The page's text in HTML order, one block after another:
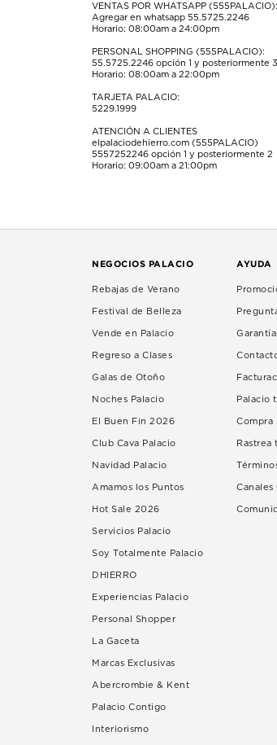
VENTAS POR WHATSAPP (555PALACIO):
Agregar en whatsapp 55.5725.2246
Horario: 08:00am a 24:00pm
PERSONAL SHOPPING (555PALACIO):
55.5725.2246 opción 1 y posteriormente 3
Horario: 08:00am a 22:00pm
TARJETA PALACIO:
5229.1999
ATENCIÓN A CLIENTES
elpalaciodehierro.com (555PALACIO)
5557252246 opción 1 y posteriormente 2
Horario: 09:00am a 21:00pm
NEGOCIOS PALACIO
Rebajas de Verano
Festival de Belleza
Vende en Palacio
Regreso a Clases
Galas de Otoño
Noches Palacio
El Buen Fin 2026
Club Cava Palacio
Navidad Palacio
Amamos los Puntos
Hot Sale 2026
Servicios Palacio
Soy Totalmente Palacio
DHIERRO
Experiencias Palacio
Personal Shopper
La Gaceta
Marcas Exclusivas
Abercrombie & Kent
Palacio Contigo
Interiorismo
AYUDA
Palacio
Compra
Rastrea
Canales